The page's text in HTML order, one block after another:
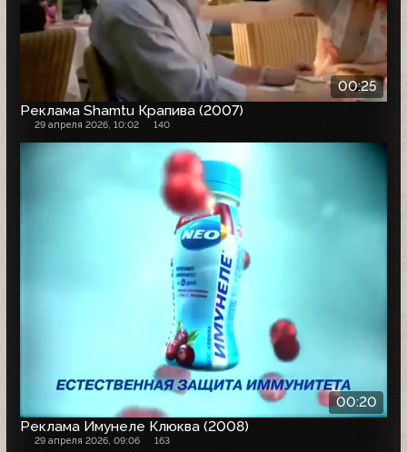
00:25
Реклама Shamtu Крапива (2007)
29 апреля 2026, 10:02 140
00:20
Реклама Имунеле Клюква (2008)
29 апреля 2026, 09:06 163